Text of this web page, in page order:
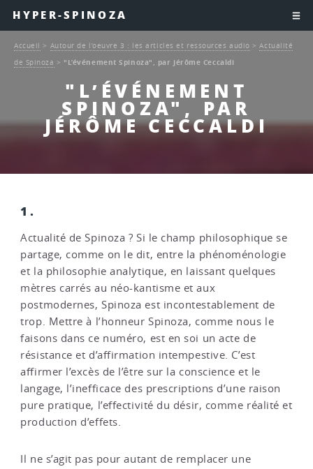
HYPER-SPINOZA
"L’ÉVÉNEMENT
SPINOZA", PAR
JÉRÔME CECCALDI
Accueil > Autour de l’oeuvre 3 : les articles et ressources audio >Actualité
de Spinoza > "L’événement Spinoza", par Jérôme Ceccaldi
1.
Actualité de Spinoza ? Si le champ philosophique se
partage, comme on le dit, entre la phénoménologie
et la philosophie analytique, en laissant quelques
mètres carrés au néo-kantisme et aux
postmodernes, Spinoza est incontestablement de
trop. Mettre à l’honneur Spinoza, comme nous le
faisons dans ce numéro, est en soi un acte de
résistance et d’affirmation intempestive. C’est
affirmer l’excès de l’être sur la conscience et le
langage, l’inefficace des prescriptions d’une raison
pure pratique, l’effectivité du désir, comme réalité et
production d’effets.
Il ne s’agit pas pour autant de remplacer une